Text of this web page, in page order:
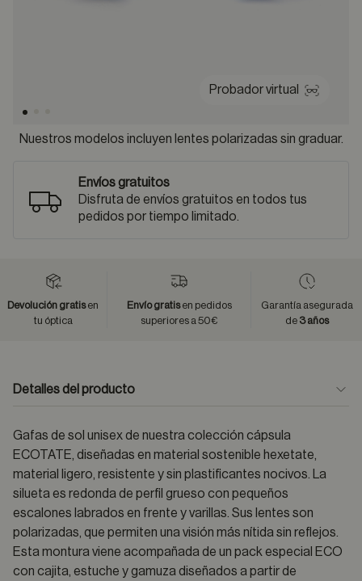
Probador virtual
Nuestros modelos incluyen lentes polarizadas sin graduar.
Envíos gratuitos
Disfruta de envíos gratuitos en todos tus
pedidos por tiempo limitado.
Devolución gratisen
tu óptica
Envío gratisen pedidos
superiores a 50€
Garantía asegurada
de 3 años
Detalles del producto
Gafas de sol unisex de nuestra colección cápsula
ECOTATE, diseñadas en material sostenible hexetate,
material ligero, resistente y sin plastificantes nocivos. La
silueta es redonda de perfil grueso con pequeños
escalones labrados en frente y varillas. Sus lentes son
polarizadas, que permiten una visión más nítida sin reflejos.
Esta montura viene acompañada de un pack especial ECO
con cajita, estuche y gamuza diseñados a partir de